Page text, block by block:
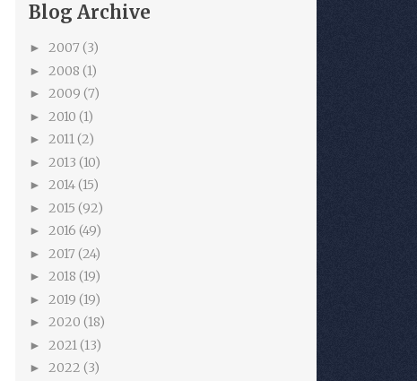
Blog Archive
► 2007 (3)
► 2008 (1)
► 2009 (7)
► 2010 (1)
► 2011(2)
► 2013 (10)
► 2014(15)
► 2015 (92)
► 2016 (49)
► 2017 (24)
► 2018 (19)
► 2019 (19)
► 2020 (18)
► 2021(13)
► 2022 (3)